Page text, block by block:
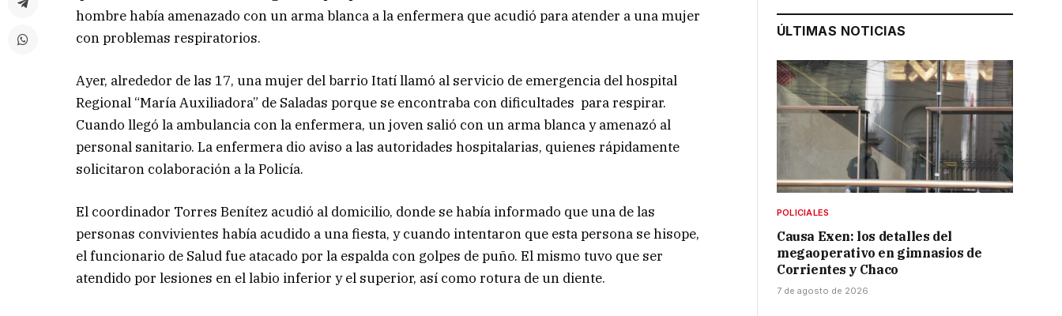
hombre había amenazado con un arma blanca a la enfermera que acudió para atender a una mujer
con problemas respiratorios.
Ayer, alrededor de las 17, una mujer del barrio Itatí llamó al servicio de emergencia del hospital
Regional “María Auxiliadora” de Saladas porque se encontraba con dificultades para respirar.
Cuando llegó la ambulancia con la enfermera, un joven salió con un arma blanca y amenazó al
personal sanitario. La enfermera dio aviso a las autoridades hospitalarias, quienes rápidamente
solicitaron colaboración a la Policía.
El coordinador Torres Benítez acudió al domicilio, donde se había informado que una de las
personas convivientes había acudido a una fiesta, y cuando intentaron que esta persona se hisope,
el funcionario de Salud fue atacado por la espalda con golpes de puño. El mismo tuvo que ser
atendido por lesiones en el labio inferior y el superior, así como rotura de un diente.
ÚLTIMAS NOTICIAS
POLICIALES
Causa Exen: los detalles del
megaoperativo en gimnasios de
Corrientes y Chaco
7 de agosto de 2026